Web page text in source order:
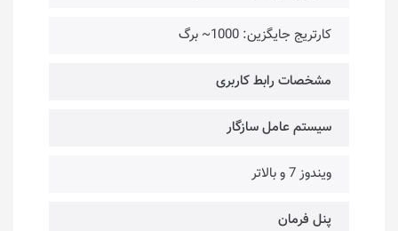
کارتریج جایگزین: 1000~ برگ
مشخصات رابط کاربری
سیستم عامل سازگار
ویندوز 7 و بالاتر
پنل فرمان